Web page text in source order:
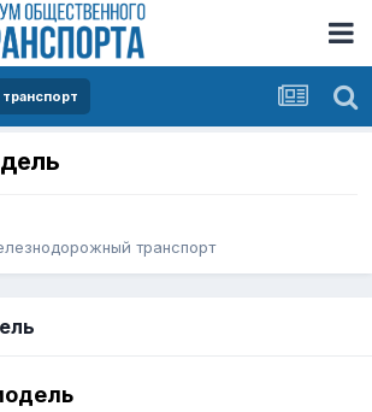
транспорт